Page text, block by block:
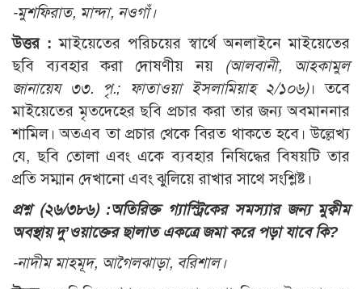
-মুশফিরাত, মান্দা, নওগাঁ।
উত্তর :মাইয়েতের পরিচয়ের স্বার্থে অনলাইনে মাইয়েতের
ছবি ব্যবহার করা দোষণীয় নয় (আলবানী, আহকামুল
জানায়েয ৩৩. পৃ.; ফাতাওয়া ইসলামিয়াহ ২/১০৬)। তবে
মাইয়েতের মৃতদেহের ছবি প্রচার করা তার জন্য অবমাননার
শামিল। অতএব তা প্রচার থেকে বিরত থাকতে হবে। উল্লেখ্য
যে, ছবি তোলা এবং একে ব্যবহার নিষিদ্ধের বিষয়টি তার
প্রতি সম্মান দেখানো এবং ঝুলিয়ে রাখার সাথে সংশ্লিষ্ট।
প্রশ্ন (২৬/৩৮৬) :অতিরিক্ত গ্যাস্ট্রিকের সমস্যার জন্য মুক্বীম
অবস্থায় দু’ওয়াক্তের ছালাত একত্রে জমা করে পড়া যাবে কি?
-নাদীম মাহমূদ, আগৈলঝাড়া, বরিশাল।